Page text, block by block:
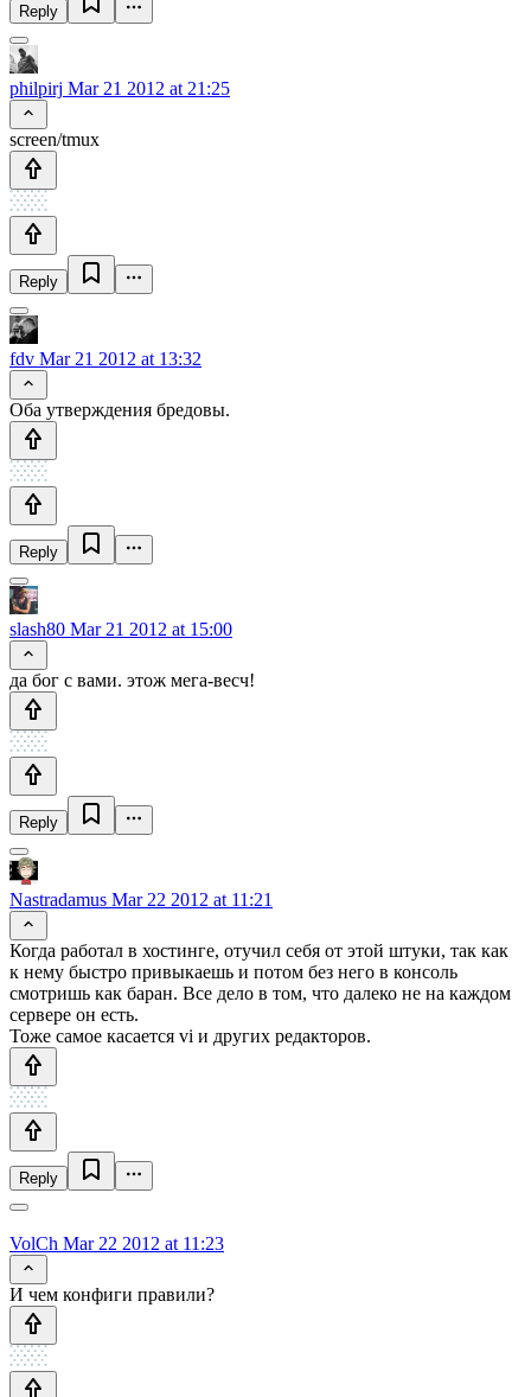
Reply
philpirj Mar 21 2012 at 21:25
screen/tmux
Reply
fdv Mar 21 2012 at 13:32
Оба утверждения бредовы.
Reply
slash80 Mar 21 2012 at 15:00
да бог с вами. этож мега-весч!
Reply
Nastradamus Mar 22 2012 at 11:21
Когда работал в хостинге, отучил себя от этой штуки, так как
к нему быстро привыкаешь и потом без него в консоль
смотришь как баран. Все дело в том, что далеко не на каждом
сервере он есть.
Тоже самое касается vi и других редакторов.
Reply
VolCh Mar 22 2012 at 11:23
И чем конфиги правили?